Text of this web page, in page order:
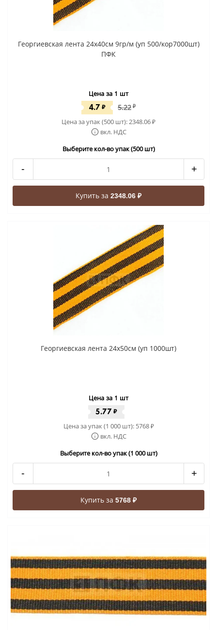
Георгиевская лента 24x40cм 9гр/м (уп 500/кор7000шт)
ПФК
Цена за 1 шт
4.7₽ 5.22 ₽
Цена за упак (500 шт):2348.06₽
вкл. НДС
Выберите кол-во упак (500 шт)
- +
Купить за 2348.06 ₽
Георгиевская лента 24x50cм (уп 1000шт)
Цена за 1 шт
5.77 ₽
Цена за упак (1 000 шт): 5768₽
вкл. НДС
Выберите кол-во упак (1 000 шт)
- +
Купить за 5768 ₽